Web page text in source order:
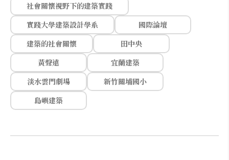
社會關懷視野下的建築實踐
實踐大學建築設計學系
國際論壇
建築的社會關懷
田中央
黃聲遠
宜蘭建築
淡水雲門劇場
新竹關埔國小
島嶼建築